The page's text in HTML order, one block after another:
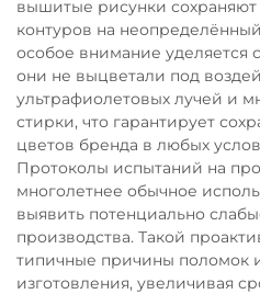
вышитые рисунки сохраняют
контуров на
особое внимание уделяется
они не выцветали под
ультрафиолетовых лучей и
стирки, что гарантирует
цветов бренда в любых
Протоколы испытаний на
многолетнее обычное
выявить потенциально
производства. Такой
типичные причины поломок
изготовления, увеличивая